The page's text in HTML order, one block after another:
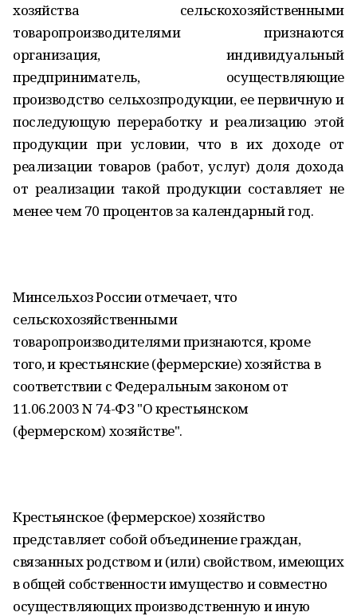
хозяйства сельскохозяйственными
товаропроизводителями признаются
организация, индивидуальный
предприниматель, осуществляющие
производство сельхозпродукции, ее первичную и
последующую переработку и реализацию этой
продукции при условии, что в их доходе от
реализации товаров (работ, услуг) доля дохода
от реализации такой продукции составляет не
менее чем 70 процентов за календарный год.
Минсельхоз России отмечает, что
сельскохозяйственными
товаропроизводителями признаются, кроме
того, и крестьянские (фермерские) хозяйства в
соответствии с Федеральным законом от
11.06.2003 N 74-ФЗ "О крестьянском
(фермерском) хозяйстве".
Крестьянское (фермерское) хозяйство
представляет собой объединение граждан,
связанных родством и (или) свойством, имеющих
в общей собственности имущество и совместно
осуществляющих производственную и иную